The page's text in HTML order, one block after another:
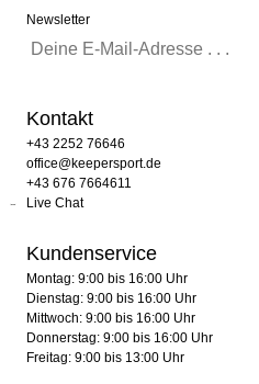
Newsletter
Kontakt
+43 2252 76646
office@keepersport.de
+43 676 7664611
Live Chat
Kundenservice
Montag: 9:00 bis 16:00 Uhr
Dienstag: 9:00 bis 16:00 Uhr
Mittwoch: 9:00 bis 16:00 Uhr
Donnerstag: 9:00 bis 16:00 Uhr
Freitag: 9:00 bis 13:00 Uhr